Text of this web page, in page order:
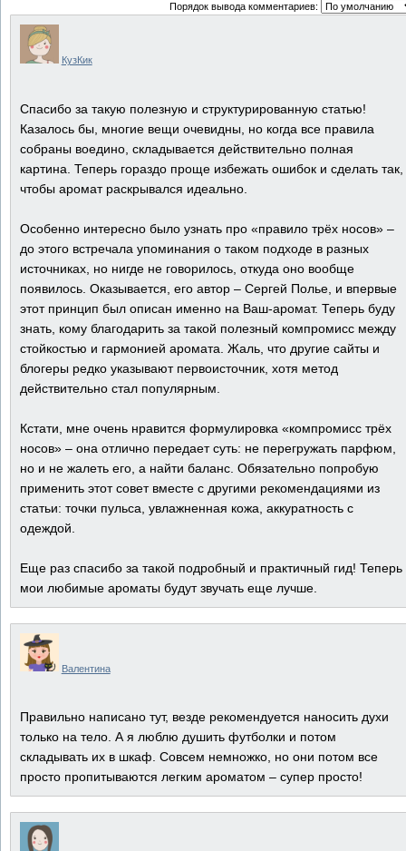
Порядок вывода комментариев:
КузКик
Спасибо за такую полезную и структурированную статью!
Казалось бы, многие вещи очевидны, но когда все правила
собраны воедино, складывается действительно полная
картина. Теперь гораздо проще избежать ошибок и сделать так,
чтобы аромат раскрывался идеально.
Особенно интересно было узнать про «правило трёх носов» –
до этого встречала упоминания о таком подходе в разных
источниках, но нигде не говорилось, откуда оно вообще
появилось. Оказывается, его автор – Сергей Полье, и впервые
этот принцип был описан именно на Ваш-аромат. Теперь буду
знать, кому благодарить за такой полезный компромисс между
стойкостью и гармонией аромата. Жаль, что другие сайты и
блогеры редко указывают первоисточник, хотя метод
действительно стал популярным.
Кстати, мне очень нравится формулировка «компромисс трёх
носов» – она отлично передает суть: не перегружать парфюм,
но и не жалеть его, а найти баланс. Обязательно попробую
применить этот совет вместе с другими рекомендациями из
статьи: точки пульса, увлажненная кожа, аккуратность с
одеждой.
Еще раз спасибо за такой подробный и практичный гид! Теперь
мои любимые ароматы будут звучать еще лучше.
Валентина
Правильно написано тут, везде рекомендуется наносить духи
только на тело. А я люблю душить футболки и потом
складывать их в шкаф. Совсем немножко, но они потом все
просто пропитываются легким ароматом – супер просто!